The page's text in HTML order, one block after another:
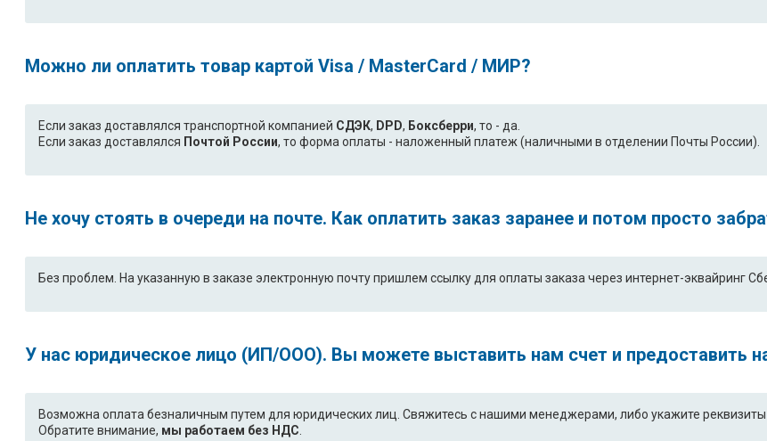
Можно ли оплатить товар картой Visa / MasterCard / МИР?
Если заказ доставлялся транспортной компанией СДЭК, DPD, Боксберри, то - да.
Если заказ доставлялся Почтой России, то форма оплаты - наложенный платеж (наличными в отделении Почты России).
Не хочу стоять в очереди на почте. Как оплатить заказ заранее и потом просто
Без проблем. На указанную в заказе электронную почту пришлем ссылку для оплаты заказа через интернет-эквайринг
У нас юридическое лицо (ИП/ООО). Вы можете выставить нам счет и предоставить
Возможна оплата безналичным путем для юридических лиц. Свяжитесь с нашими менеджерами, либо укажите реквизиты
Обратите внимание, мы работаем без НДС